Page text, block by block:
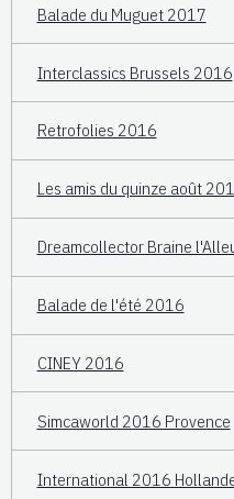
Balade du Muguet 2017
Interclassics Brussels 2016
Retrofolies 2016
Les amis du quinze août
Dreamcollector Braine
Balade de l'été 2016
CINEY 2016
Simcaworld 2016 Provence
International 2016